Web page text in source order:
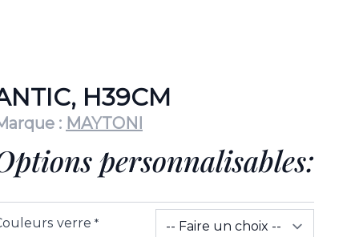
H39CM
: MAYTONI
personnalisables:
verre *